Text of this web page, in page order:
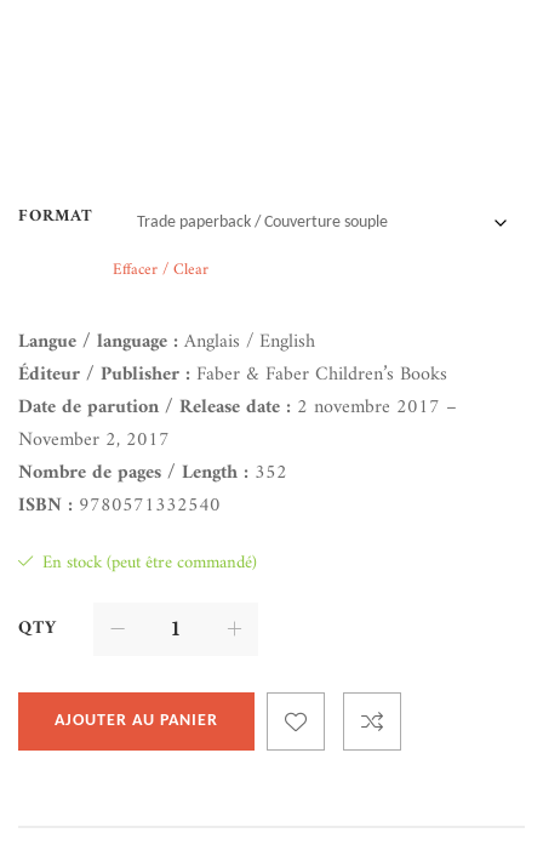
FORMAT
Effacer / Clear
Langue / language :Anglais / English
Éditeur / Publisher : Faber & Faber Children’s Books
Date de parution / Release date : 2 novembre 2017 –
November 2, 2017
Nombre de pages / Length : 352
ISBN : 9780571332540
En stock (peut être commandé)
QTY
AJOUTER AU PANIER